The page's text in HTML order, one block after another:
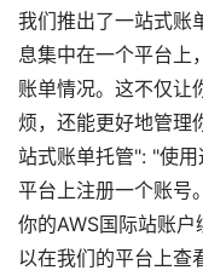
我们推出了一站式账
息集中在一个平台上
账单情况。这不仅让
烦，还能更好地管理
站式账单托管": "使
平台上注册一个账号
你的AWS国际站账
以在我们的平台上查